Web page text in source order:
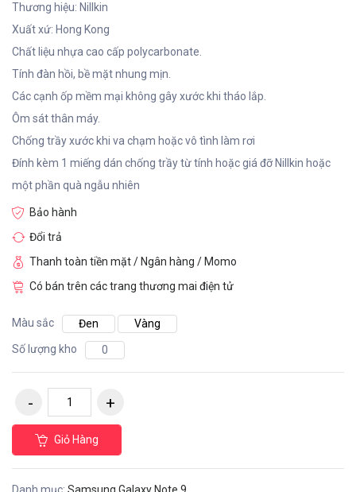
Thương hiệu: Nillkin
Xuất xứ: Hong Kong
Chất liệu nhựa cao cấp polycarbonate.
Tính đàn hồi, bề mặt nhung mịn.
Các cạnh ốp mềm mại không gây xước khi tháo lắp.
Ôm sát thân máy.
Chống trầy xước khi va chạm hoặc vô tình làm rơi
Đính kèm 1 miếng dán chống trầy từ tính hoặc giá đỡ Nillkin hoặc
một phần quà ngẫu nhiên
Bảo hành
Đổi trả
Thanh toàn tiền mặt / Ngân hàng / Momo
Có bán trên các trang thương mai điện tử
Màu sắc Đen
Vàng
Số lượng kho
0
Giỏ Hàng